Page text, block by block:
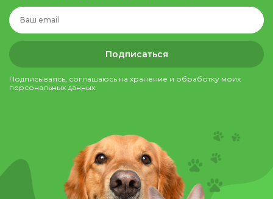
Подписаться
Подписываясь, соглашаюсь на хранение и обработку моих
персональных данных.